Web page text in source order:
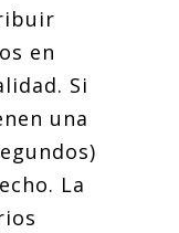
en
Si
una
La